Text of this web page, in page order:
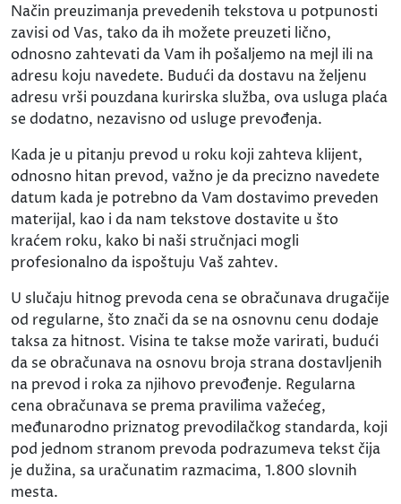
Način preuzimanja prevedenih tekstova u potpunosti
zavisi od Vas, tako da ih možete preuzeti lično,
odnosno zahtevati da Vam ih pošaljemo na mejl ili na
adresu koju navedete. Budući da dostavu na željenu
adresu vrši pouzdana kurirska služba, ova usluga plaća
se dodatno, nezavisno od usluge prevođenja.
Kada je u pitanju prevod u roku koji zahteva klijent,
odnosno hitan prevod, važno je da precizno navedete
datum kada je potrebno da Vam dostavimo preveden
materijal, kao i da nam tekstove dostavite u što
kraćem roku, kako bi naši stručnjaci mogli
profesionalno da ispoštuju Vaš zahtev.
U slučaju hitnog prevoda cena se obračunava drugačije
od regularne, što znači da se na osnovnu cenu dodaje
taksa za hitnost. Visina te takse može varirati, budući
da se obračunava na osnovu broja strana dostavljenih
na prevod i roka za njihovo prevođenje. Regularna
cena obračunava se prema pravilima važećeg,
međunarodno priznatog prevodilačkog standarda, koji
pod jednom stranom prevoda podrazumeva tekst čija
je dužina, sa uračunatim razmacima, 1.800 slovnih
mesta.